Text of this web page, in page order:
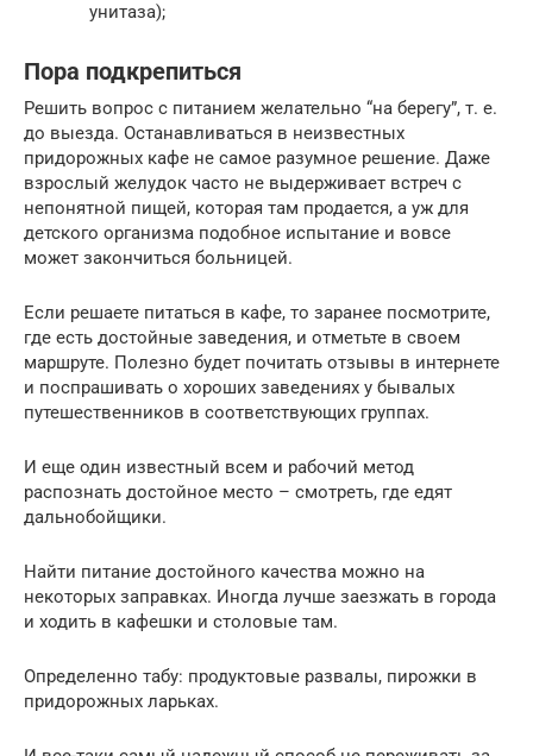
унитаза);
Пора подкрепиться
Решить вопрос с питанием желательно “на берегу”, т. е.
до выезда. Останавливаться в неизвестных
придорожных кафе не самое разумное решение. Даже
взрослый желудок часто не выдерживает встреч с
непонятной пищей, которая там продается, а уж для
детского организма подобное испытание и вовсе
может закончиться больницей.
Если решаете питаться в кафе, то заранее посмотрите,
где есть достойные заведения, и отметьте в своем
маршруте. Полезно будет почитать отзывы в интернете
и поспрашивать о хороших заведениях у бывалых
путешественников в соответствующих группах.
И еще один известный всем и рабочий метод
распознать достойное место – смотреть, где едят
дальнобойщики.
Найти питание достойного качества можно на
некоторых заправках. Иногда лучше заезжать в города
и ходить в кафешки и столовые там.
Определенно табу: продуктовые развалы, пирожки в
придорожных ларьках.